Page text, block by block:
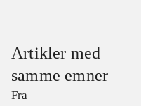
Artikler med
samme emner
Fra